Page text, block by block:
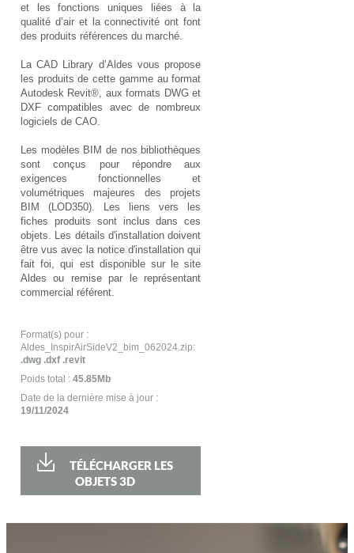
et les fonctions uniques liées à la
qualité d’air et la connectivité ont font
des produits références du marché.
La CAD Library d’Aldes vous propose
les produits de cette gamme au format
Autodesk Revit®, aux formats DWG et
DXF compatibles avec de nombreux
logiciels de CAO.
Les modèles BIM de nos bibliothèques
sont conçus pour répondre aux
exigences fonctionnelles et
volumétriques majeures des projets
BIM (LOD350). Les liens vers les
fiches produits sont inclus dans ces
objets. Les détails d'installation doivent
être vus avec la notice d'installation qui
fait foi, qui est disponible sur le site
Aldes ou remise par le représentant
commercial référent.
Format(s) pour :
Aldes_InspirAirSideV2_bim_062024.zip:
.dwg .dxf .revit
Poids total : 45.85Mb
Date de la dernière mise à jour :
19/11/2024
TÉLÉCHARGER LES
OBJETS 3D